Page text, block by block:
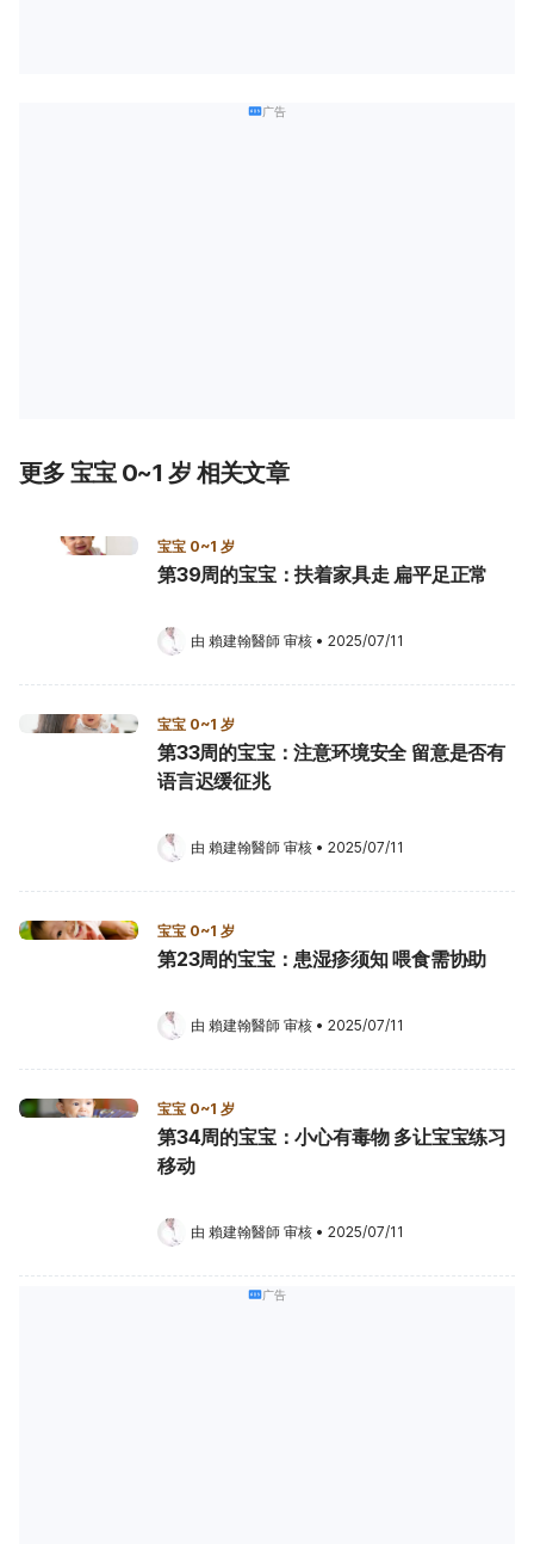
广告
更多 宝宝 0~1 岁 相关文章
宝宝 0~1 岁
第39周的宝宝：扶着家具走 扁平足正常
由 賴建翰醫師 审核 • 2025/07/11
宝宝 0~1 岁
第33周的宝宝：注意环境安全 留意是否有
语言迟缓征兆
由 賴建翰醫師 审核 • 2025/07/11
宝宝 0~1 岁
第23周的宝宝：患湿疹须知 喂食需协助
由 賴建翰醫師 审核 • 2025/07/11
宝宝 0~1 岁
第34周的宝宝：小心有毒物 多让宝宝练习
移动
由 賴建翰醫師 审核 • 2025/07/11
广告